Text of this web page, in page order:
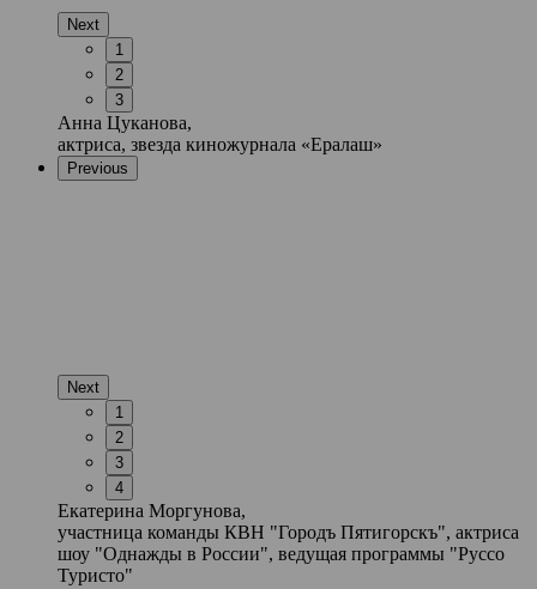
Next
1
2
3
Анна Цуканова,
актриса, звезда киножурнала «Ералаш»
Previous
Next
1
2
3
4
Екатерина Моргунова,
участница команды КВН "Городъ Пятигорскъ", актриса
шоу "Однажды в России", ведущая программы "Руссо
Туристо"